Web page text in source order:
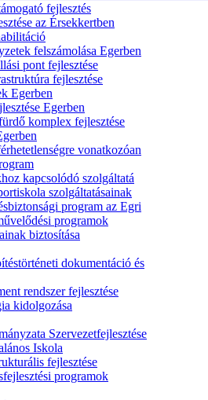
fejlesztés
az Érsekkertben
felszámolása Egerben
pont fejlesztése
fejlesztése
Egerben
Egerben
komplex fejlesztése
vonatkozóan
kapcsolódó szolgáltatá
szolgáltatásainak
program az Egri
programok
biztosítása
dokumentáció és
rendszer fejlesztése
kidolgozása
Szervezetfejlesztése
Iskola
fejlesztése
programok